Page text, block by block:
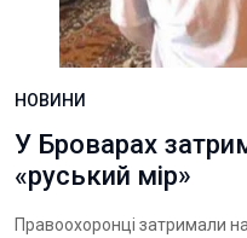
НОВИНИ
У Броварах
«руський мір»
Правоохоронці затримали